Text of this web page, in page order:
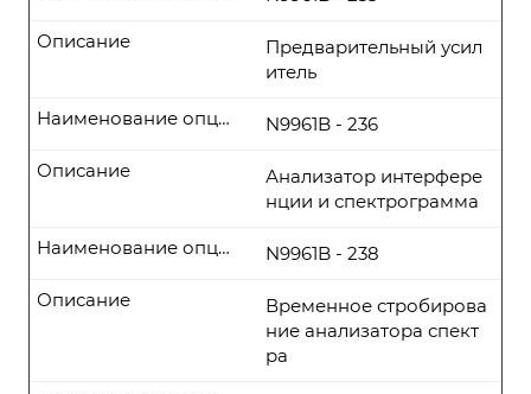
Предварительный усил
итель
Описание
N9961B - 236
Наименование опции
Анализатор интерфере
нции и спектрограмма
Описание
N9961B - 238
Наименование опции
Временное стробирова
ние анализатора спект
ра
Описание